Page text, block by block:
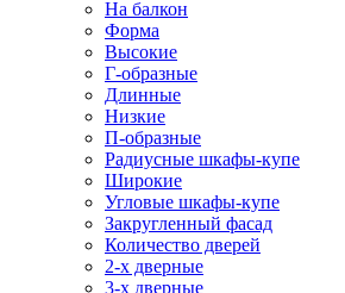
На балкон
Форма
Высокие
Г-образные
Длинные
Низкие
П-образные
Радиусные шкафы-купе
Широкие
Угловые шкафы-купе
Закругленный фасад
Количество дверей
2-х дверные
3-х дверные